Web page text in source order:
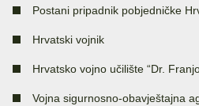
Postani pripadnik pobjedničke
Hrvatski vojnik
Hrvatsko vojno učilište “Dr.
Vojna sigurnosno-obavještajna